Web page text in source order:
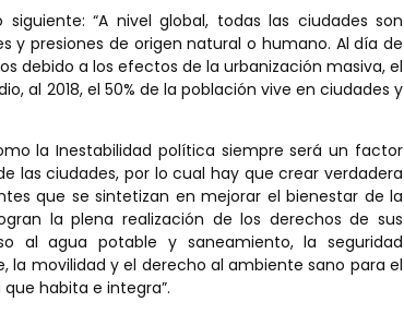
“A nivel global, todas las ciudades son
y presiones de origen natural o humano. Al día de
debido a los efectos de la urbanización masiva, el
al 2018, el 50% de la población vive en ciudades y
la Inestabilidad política siempre será un factor
las ciudades, por lo cual hay que crear verdadera
que se sintetizan en mejorar el bienestar de la
la plena realización de los derechos de sus
al agua potable y saneamiento, la seguridad
la movilidad y el derecho al ambiente sano para el
habita e integra”.